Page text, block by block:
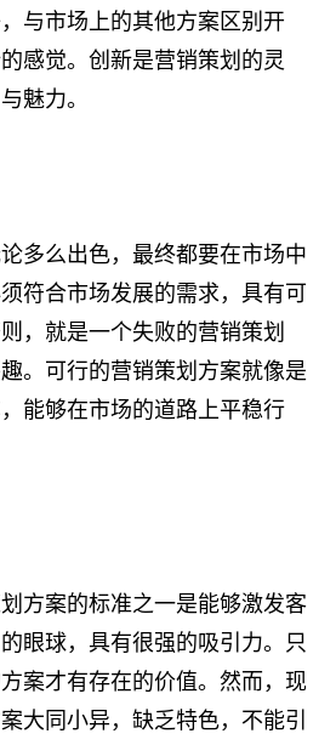
与市场上的其他方案区别开
感觉。创新是营销策划的灵
魅力。
么出色，最终都要在市场中
符合市场发展的需求，具有可
，就是一个失败的营销策划
。可行的营销策划方案就像是
能够在市场的道路上平稳行
案的标准之一是能够激发客
眼球，具有很强的吸引力。只
案才有存在的价值。然而，现
大同小异，缺乏特色，不能引